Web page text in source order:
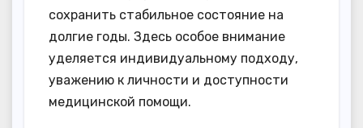
сохранить стабильное состояние на
долгие годы. Здесь особое внимание
уделяется индивидуальному подходу,
уважению к личности и доступности
медицинской помощи.